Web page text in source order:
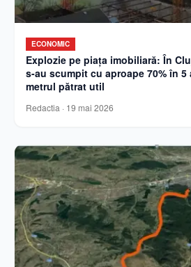
ECONOMIC
Explozie pe piața imobiliară: În
s-au scumpit cu aproape 70% în 5
metrul pătrat util
Redactia · 19 mai 2026